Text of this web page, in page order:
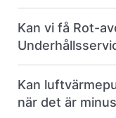
Kan vi få Rot-
Kan
när det är